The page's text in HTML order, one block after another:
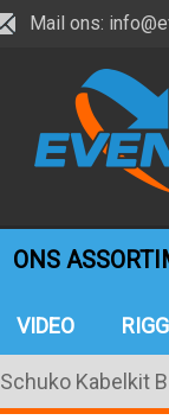
Mail ons:
ONS
VIDEO
Schuko Kabelkit B